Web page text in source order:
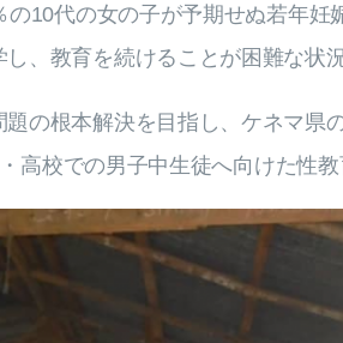
10代の女の子が予期せぬ若年妊
、教育を続けることが困難な状
の根本解決を目指し、ケネマ県
高校での男子中生徒へ向けた性教